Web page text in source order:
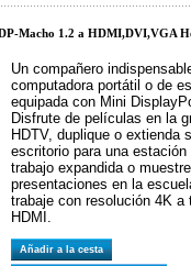
Macho 1.2 a HDMI,DVI,VGA
Un compañero
computadora portátil o de
equipada con Mini
Disfrute de películas en la
HDTV, duplique o extienda
escritorio para una estación
trabajo expandida o muestre
presentaciones en la
trabaje con resolución 4K a
HDMI.
Añadir a la cesta